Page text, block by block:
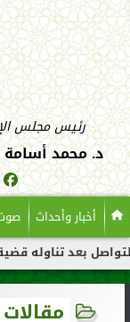
رئيس مجلس
د. محمد
أخبار وأحداث
قضية سجين